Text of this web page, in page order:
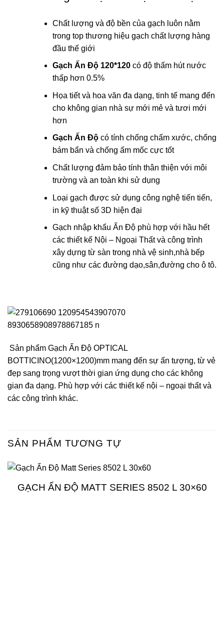
Chất lượng và độ bền của gạch luôn nằm
trong top thương hiệu gạch chất lượng hàng
đầu thế giới
Gạch Ấn Độ 120*120 có độ thấm hút nước
thấp hơn 0.5%
Họa tiết và hoa văn đa dạng, tinh tế mang đến
cho không gian nhà sự mới mẻ và tươi mới
hơn
Gạch Ấn Độcó tính chống chấm xước, chống
bám bẩn và chống ấm mốc cực tốt
Chất lượng đảm bảo tính thân thiện với môi
trường và an toàn khi sử dụng
Loại gạch được sử dụng công nghệ tiến tiến,
in kỹ thuật số 3D hiện đại
Gạch nhập khẩu Ấn Độ phù hợp với hầu hết
các thiết kế Nội – Ngoại Thất và công trình
xây dựng từ sàn trong nhà vệ sinh,nhà bếp
cũng như các đường dạo,sân,đường cho ô tô.
Sản phẩm Gạch Ấn Độ OPTICAL
BOTTICINO(1200×1200)mm mang đến sự ấn tượng, từ vẻ
đẹp sang trọng vượt thời gian ứng dụng cho các không
gian đa dạng. Phù hợp với các thiết kế nội – ngoại thất và
các công trình khác.
SẢN PHẨM TƯƠNG TỰ
GẠCH ẤN ĐỘ MATT SERIES 8502 L 30×60